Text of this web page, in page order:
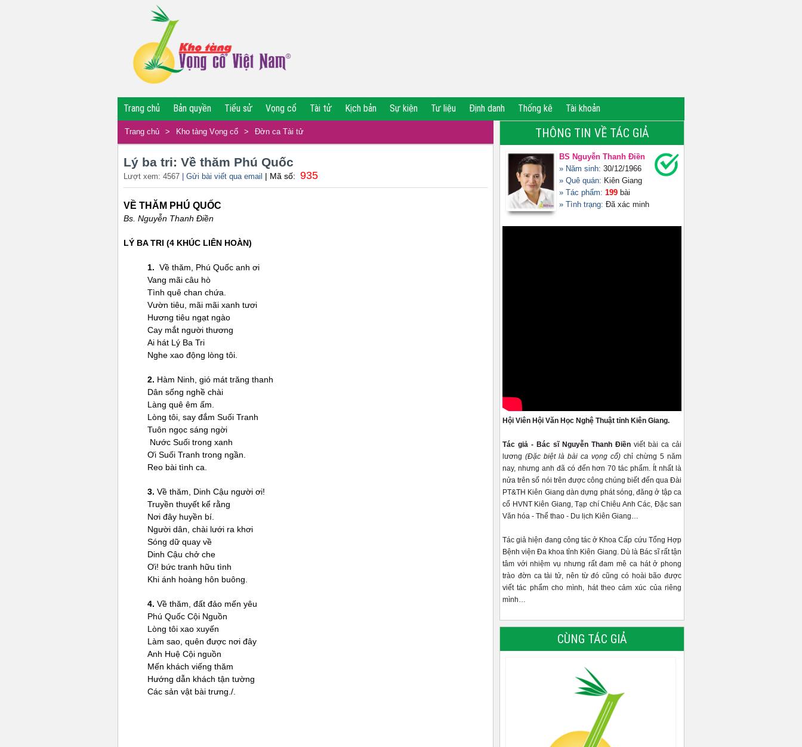
Trang chủ Bản quyền Tiểu sử Vọng cổ Tài tử Kịch bản Sự kiện Tư liệu Định danh Thống kê Tài khoản
Trang chủ > Kho tàng Vọng cổ > Đờn ca Tài tử
Lý ba tri: Về thăm Phú Quốc
Lượt xem: 4567 | Gửi bài viết qua email | Mã số: 935
VỀ THĂM PHÚ QUỐC
Bs. Nguyễn Thanh Điền
LÝ BA TRI (4 KHÚC LIÊN HOÀN)
1. Về thăm, Phú Quốc anh ơi
Vang mãi câu hò
Tình quê chan chứa.
Vườn tiêu, mãi mãi xanh tươi
Hương tiêu ngạt ngào
Cay mắt người thương
Ai hát Lý Ba Tri
Nghe xao động lòng tôi.
2. Hàm Ninh, gió mát trăng thanh
Dân sống nghề chài
Làng quê êm ấm.
Lòng tôi, say đắm Suối Tranh
Tuôn ngọc sáng ngời
Nước Suối trong xanh
Ơi Suối Tranh trong ngần.
Reo bài tình ca.
3. Về thăm, Dinh Cậu người ơi!
Truyền thuyết kể rằng
Nơi đây huyền bí.
Người dân, chài lưới ra khơi
Sóng dữ quay về
Dinh Cậu chở che
Ơi! bức tranh hữu tình
Khi ánh hoàng hôn buông.
4. Về thăm, đất đảo mến yêu
Phú Quốc Cội Nguồn
Lòng tôi xao xuyến
Làm sao, quên được nơi đây
Anh Huệ Cội nguồn
Mến khách viếng thăm
Hướng dẫn khách tận tường
Các sản vật bài trưng./.
THÔNG TIN VỀ TÁC GIẢ
BS Nguyễn Thanh Điền
» Năm sinh: 30/12/1966
» Quê quán: Kiên Giang
» Tác phẩm: 199 bài
» Tình trạng: Đã xác minh
Hội Viên Hội Văn Học Nghệ Thuật tỉnh Kiên Giang.
Tác giả - Bác sĩ Nguyễn Thanh Điền viết bài ca cải
lương (Đặc biệt là bài ca vọng cổ) chỉ chừng 5 năm
nay, nhưng anh đã có đến hơn 70 tác phẩm. Ít nhất là
nửa trên số nói trên được công chúng biết đến qua Đài
PT&TH Kiên Giang dàn dựng phát sóng, đăng ở tập ca
cổ HVNT Kiên Giang, Tạp chí Chiêu Anh Các, Đặc san
Văn hóa - Thể thao - Du lịch Kiên Giang…
Tác giả hiện đang công tác ở Khoa Cấp cứu Tổng Hợp
Bệnh viện Đa khoa tỉnh Kiên Giang. Dù là Bác sĩ rất tận
tâm với nhiệm vụ nhưng rất đam mê ca hát ở phong
trào đờn ca tài tử, nên từ đó cũng có hoài bão được
viết tác phẩm cho mình, hát theo cảm xúc của riêng
mình…
CÙNG TÁC GIẢ